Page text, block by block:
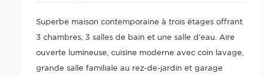
Superbe maison contemporaine à trois étages offrant
3 chambres, 3 salles de bain et une salle d'eau. Aire
ouverte lumineuse, cuisine moderne avec coin lavage,
grande salle familiale au rez-de-jardin et garage